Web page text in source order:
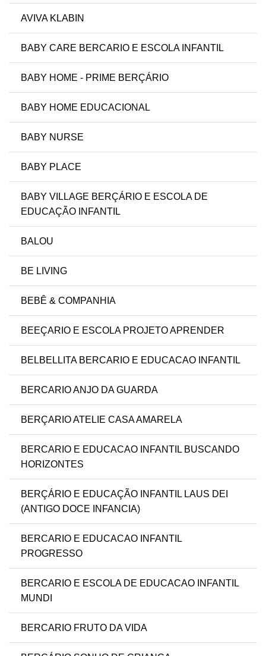
AVIVA KLABIN
BABY CARE BERCARIO E ESCOLA INFANTIL
BABY HOME - PRIME BERÇÁRIO
BABY HOME EDUCACIONAL
BABY NURSE
BABY PLACE
BABY VILLAGE BERÇÁRIO E ESCOLA DE
EDUCAÇÃO INFANTIL
BALOU
BE LIVING
BEBÊ & COMPANHIA
BEEÇARIO E ESCOLA PROJETO APRENDER
BELBELLITA BERCARIO E EDUCACAO INFANTIL
BERCARIO ANJO DA GUARDA
BERÇARIO ATELIE CASA AMARELA
BERCARIO E EDUCACAO INFANTIL BUSCANDO
HORIZONTES
BERÇÁRIO E EDUCAÇÃO INFANTIL LAUS DEI
(ANTIGO DOCE INFANCIA)
BERCARIO E EDUCACAO INFANTIL
PROGRESSO
BERCARIO E ESCOLA DE EDUCACAO INFANTIL
MUNDI
BERCARIO FRUTO DA VIDA